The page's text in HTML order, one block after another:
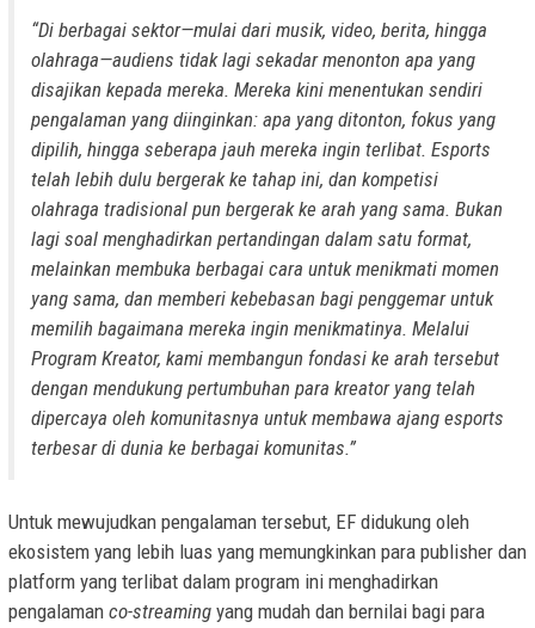
“Di berbagai sektor—mulai dari musik, video, berita, hingga
olahraga—audiens tidak lagi sekadar menonton apa yang
disajikan kepada mereka. Mereka kini menentukan sendiri
pengalaman yang diinginkan: apa yang ditonton, fokus yang
dipilih, hingga seberapa jauh mereka ingin terlibat. Esports
telah lebih dulu bergerak ke tahap ini, dan kompetisi
olahraga tradisional pun bergerak ke arah yang sama. Bukan
lagi soal menghadirkan pertandingan dalam satu format,
melainkan membuka berbagai cara untuk menikmati momen
yang sama, dan memberi kebebasan bagi penggemar untuk
memilih bagaimana mereka ingin menikmatinya. Melalui
Program Kreator, kami membangun fondasi ke arah tersebut
dengan mendukung pertumbuhan para kreator yang telah
dipercaya oleh komunitasnya untuk membawa ajang esports
terbesar di dunia ke berbagai komunitas.”
Untuk mewujudkan pengalaman tersebut, EF didukung oleh
ekosistem yang lebih luas yang memungkinkan para publisher dan
platform yang terlibat dalam program ini menghadirkan
pengalaman co-streaming yang mudah dan bernilai bagi para